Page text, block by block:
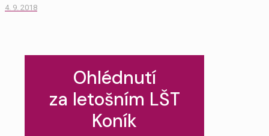
4. 9. 2018
Ohlédnutí
za letošním LŠT
Koník